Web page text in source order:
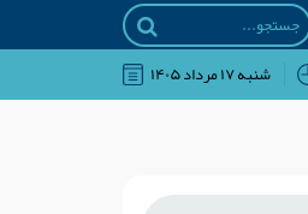
شنبه ۱۷ مرداد ۱۴۰۵